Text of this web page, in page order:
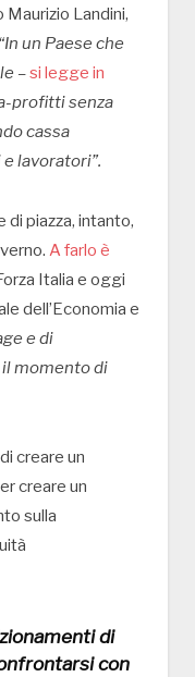
Landini,
“In un Paese che
–si legge in
profitti senza
cassa
lavoratori”.
piazza, intanto,
A farlo è
Italia e oggi
dell’Economia e
e di
momento di
creare un
creare un
sulla
di
con